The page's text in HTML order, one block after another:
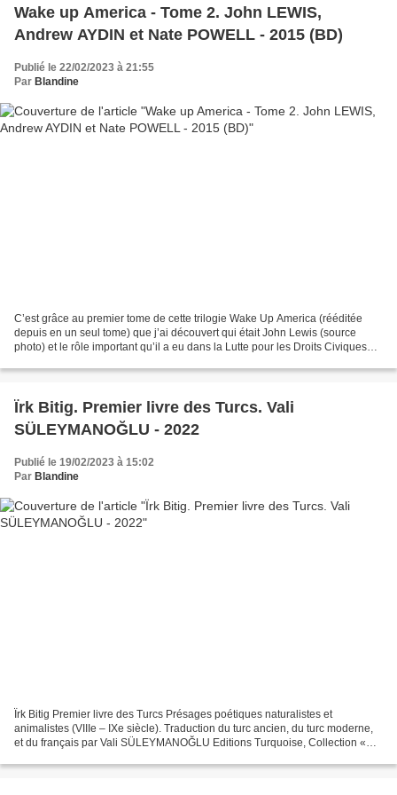
Wake up America - Tome 2. John LEWIS,
Andrew AYDIN et Nate POWELL - 2015 (BD)
Publié le 22/02/2023 à 21:55
Par Blandine
C’est grâce au premier tome de cette trilogie Wake Up America (rééditée
depuis en un seul tome) que j’ai découvert qui était John Lewis (source
photo) et le rôle important qu’il a eu dans la Lutte pour les Droits Civiques
Ïrk Bitig. Premier livre des Turcs. Vali
SÜLEYMANOĞLU - 2022
Publié le 19/02/2023 à 15:02
Par Blandine
Ïrk Bitig Premier livre des Turcs Présages poétiques naturalistes et
animalistes (VIIIe – IXe siècle). Traduction du turc ancien, du turc moderne,
et du français par Vali SÜLEYMANOĞLU Editions Turquoise, Collection «